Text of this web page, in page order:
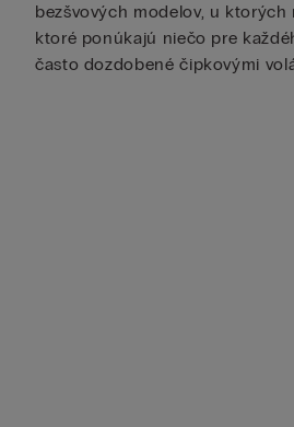
bezšvových modelov, u
ktoré ponúkajú niečo pre
často dozdobené čipkovými